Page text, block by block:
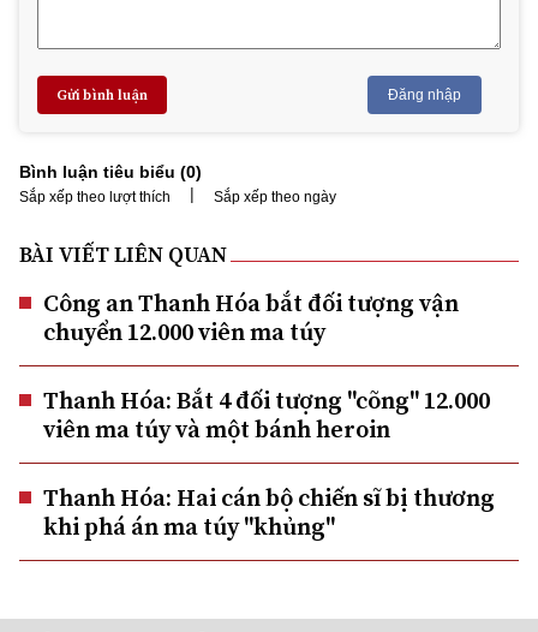
Gửi bình luận Đăng nhập
Bình luận tiêu biểu (0)
Sắp xếp theo lượt thích | Sắp xếp theo ngày
BÀI VIẾT LIÊN QUAN
Công an Thanh Hóa bắt đối tượng vận
chuyển 12.000 viên ma túy
Thanh Hóa: Bắt 4 đối tượng "cõng" 12.000
viên ma túy và một bánh heroin
Thanh Hóa: Hai cán bộ chiến sĩ bị thương
khi phá án ma túy "khủng"